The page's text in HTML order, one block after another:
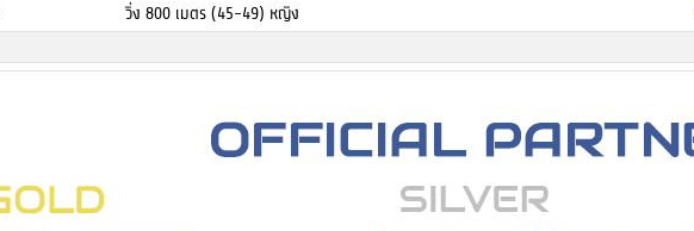
วิ่ง 800 เมตร (45-49) หญิง